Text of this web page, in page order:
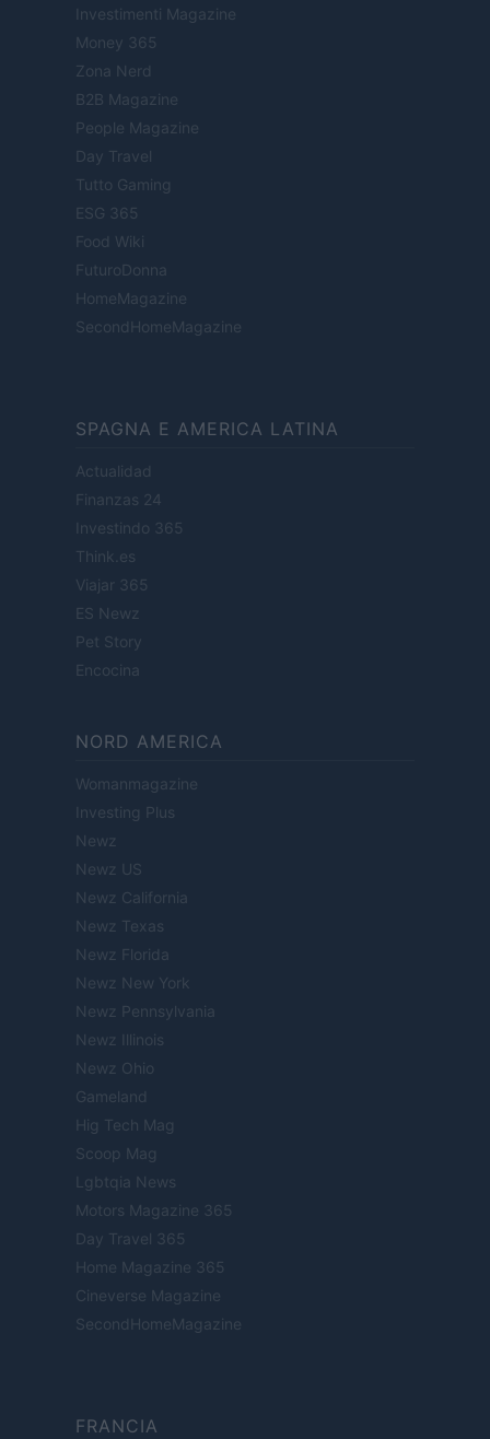
Investimenti Magazine
Money 365
Zona Nerd
B2B Magazine
People Magazine
Day Travel
Tutto Gaming
ESG 365
Food Wiki
FuturoDonna
HomeMagazine
SecondHomeMagazine
SPAGNA E AMERICA LATINA
Actualidad
Finanzas 24
Investindo 365
Think.es
Viajar 365
ES Newz
Pet Story
Encocina
NORD AMERICA
Womanmagazine
Investing Plus
Newz
Newz US
Newz California
Newz Texas
Newz Florida
Newz New York
Newz Pennsylvania
Newz Illinois
Newz Ohio
Gameland
Hig Tech Mag
Scoop Mag
Lgbtqia News
Motors Magazine 365
Day Travel 365
Home Magazine 365
Cineverse Magazine
SecondHomeMagazine
FRANCIA